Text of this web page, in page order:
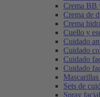
Crema BB
Crema de
Crema
Cuello y
Cuidado
Cuidado
Cuidado
Cuidado
Sets de
Spray facial